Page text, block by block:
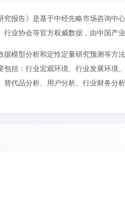
究报告》是基于中经先略市场咨询
业协会等官方权威数据，由中国产
据模型分析和定性定量研究预测等方
包括：行业宏观环境、行业发展环境
替代品分析、用户分析、行业财务分